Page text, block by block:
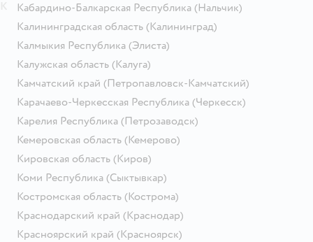
Кабардино-Балкарская Республика (Нальчик)
Калининградская область (Калининград)
Калмыкия Республика (Элиста)
Калужская область (Калуга)
Камчатский край (Петропавловск-Камчатский)
Карачаево-Черкесская Республика (Черкесск)
Карелия Республика (Петрозаводск)
Кемеровская область (Кемерово)
Кировская область (Киров)
Коми Республика (Сыктывкар)
Костромская область (Кострома)
Краснодарский край (Краснодар)
Красноярский край (Красноярск)